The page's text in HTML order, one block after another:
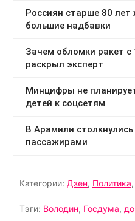
Категории: Дзен, Политика,
Тэги: Володин, Госдума,